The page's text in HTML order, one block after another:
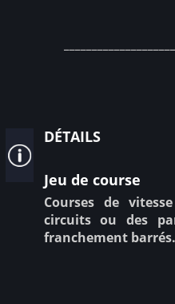
détails
Jeu de course
Courses de
circuits ou des
franchement barrés.